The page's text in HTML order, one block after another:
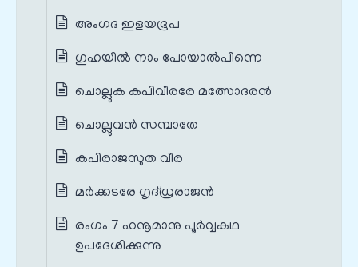
അംഗദ ഇളയഭൂപ
ഗുഹയില്‍ നാം പോയാല്‍പിന്നെ
ചൊല്ലുക കപിവീരരേ മത്സോദരന്‍
ചൊല്ലുവന്‍ സമ്പാതേ
കപിരാജസുത വീര
മര്‍ക്കടരേ ഗൃദ്‌ധ്രരാജന്‍
രംഗം 7 ഹനൂമാനു പൂർവ്വകഥ
ഉപദേശിക്കുന്നു